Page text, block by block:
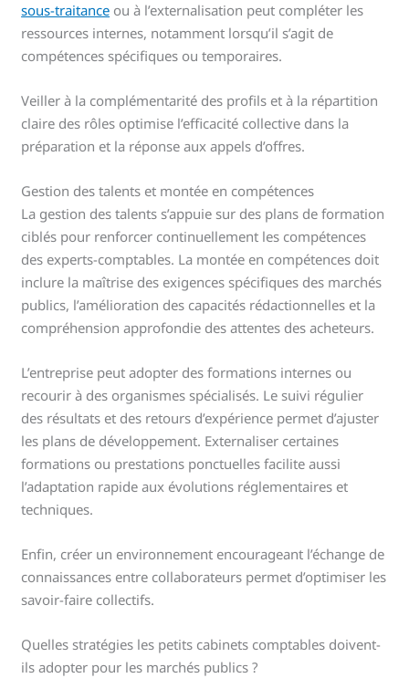
sous-traitance ou à l’externalisation peut compléter les
ressources internes, notamment lorsqu’il s’agit de
compétences spécifiques ou temporaires.
Veiller à la complémentarité des profils et à la répartition
claire des rôles optimise l’efficacité collective dans la
préparation et la réponse aux appels d’offres.
Gestion des talents et montée en compétences
La gestion des talents s’appuie sur des plans de formation
ciblés pour renforcer continuellement les compétences
des experts-comptables. La montée en compétences doit
inclure la maîtrise des exigences spécifiques des marchés
publics, l’amélioration des capacités rédactionnelles et la
compréhension approfondie des attentes des acheteurs.
L’entreprise peut adopter des formations internes ou
recourir à des organismes spécialisés. Le suivi régulier
des résultats et des retours d’expérience permet d’ajuster
les plans de développement. Externaliser certaines
formations ou prestations ponctuelles facilite aussi
l’adaptation rapide aux évolutions réglementaires et
techniques.
Enfin, créer un environnement encourageant l’échange de
connaissances entre collaborateurs permet d’optimiser les
savoir-faire collectifs.
Quelles stratégies les petits cabinets comptables doivent-
ils adopter pour les marchés publics ?